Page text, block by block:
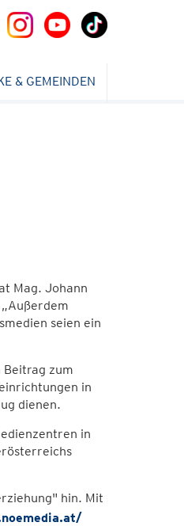
& GEMEINDEN
Mag. Johann
seien ein
zum
in
dienen.
in
hin. Mit